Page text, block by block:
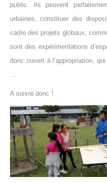
public. Ils peuvent
urbaines, constituer des
cadre des projets globaux,
sont des expérimentations
donc ouvert à l’appropriation,
A suivre donc !